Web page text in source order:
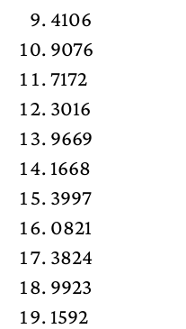
4106
9076
7172
3016
9669
1668
3997
0821
3824
9923
1592